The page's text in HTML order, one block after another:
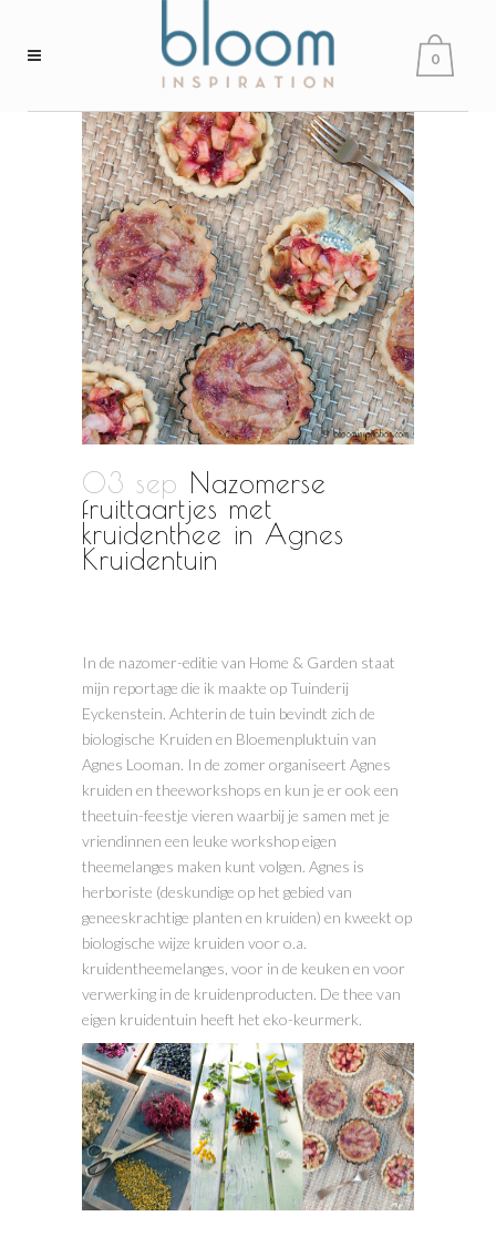
0
03 sep Nazomerse
fruittaartjes met
kruidenthee in Agnes
Kruidentuin
In de nazomer-editie van Home & Garden staat
mijn reportage die ik maakte op Tuinderij
Eyckenstein. Achterin de tuin bevindt zich de
biologische Kruiden en Bloemenpluktuin van
Agnes Looman. In de zomer organiseert Agnes
kruiden en theeworkshops en kun je er ook een
theetuin-feestje vieren waarbij je samen met je
vriendinnen een leuke workshop eigen
theemelanges maken kunt volgen. Agnes is
herboriste (deskundige op het gebied van
geneeskrachtige planten en kruiden) en kweekt op
biologische wijze kruiden voor o.a.
kruidentheemelanges, voor in de keuken en voor
verwerking in de kruidenproducten. De thee van
eigen kruidentuin heeft het eko-keurmerk.